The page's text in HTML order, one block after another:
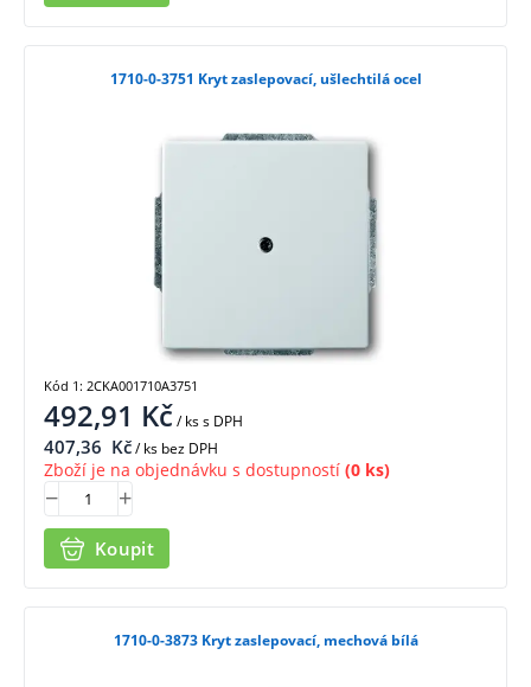
1710-0-3751 Kryt zaslepovací, ušlechtilá ocel
492,91 Kč/ kss DPH
407,36 Kč/ ks bez DPH
Zboží je na objednávku s dostupností (0 ks)
Koupit
Kód 1: 2CKA001710A3751
1710-0-3873 Kryt zaslepovací, mechová bílá